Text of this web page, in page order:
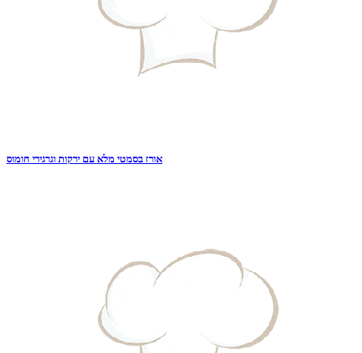
אורז בסמטי מלא עם ירקות וגרגירי חומוס